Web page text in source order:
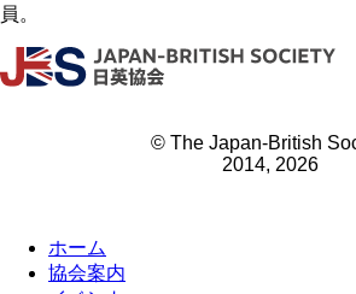
員。
© The Japan-British
2014, 2026
ホーム
協会案内